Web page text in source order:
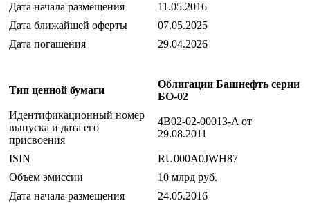
Дата начала размещения
11.05.2016
Дата ближайшей оферты
07.05.2025
Дата погашения
29.04.2026
Тип ценной бумаги
Облигации Башнефть серии
БО-02
Идентификационный номер
выпуска и дата его
присвоения
4B02-02-00013-A от
29.08.2011
ISIN
RU000A0JWH87
Объем эмиссии
10 млрд руб.
Дата начала размещения
24.05.2016